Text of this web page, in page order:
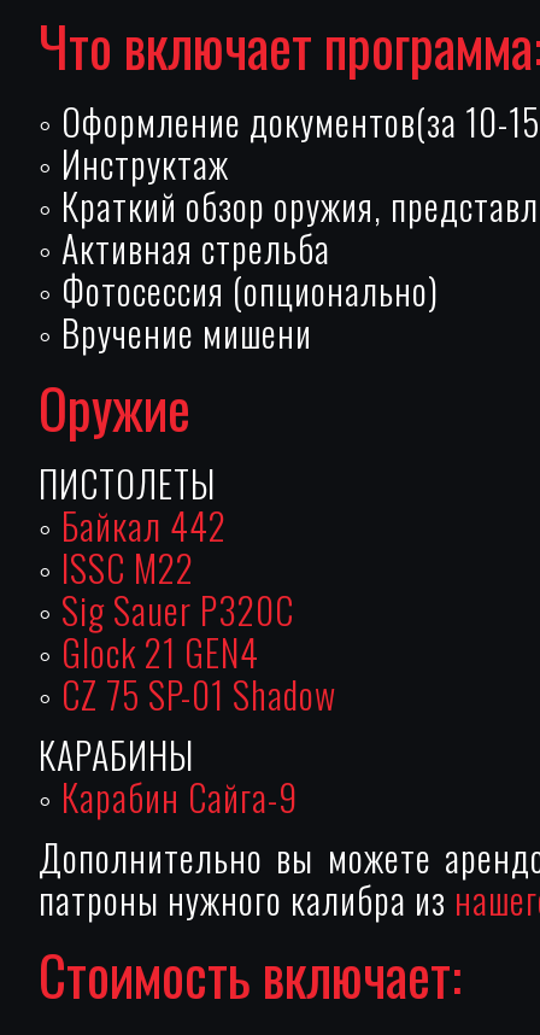
Что включает
◦ Оформление документов(за 10-
◦ Инструктаж
◦ Краткий обзор оружия,
◦ Активная стрельба
◦ Фотосессия (опционально)
◦ Вручение мишени
Оружие
ПИСТОЛЕТЫ
◦ Байкал 442
◦ ISSC M22
◦ Sig Sauer P320C
◦ Glock 21 GEN4
◦ CZ 75 SP-01 Shadow
КАРАБИНЫ
◦ Карабин Сайга-9
Дополнительно вы можете
патроны нужного калибра из
Стоимость включает: